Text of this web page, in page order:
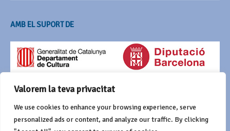
Valorem la teva privacitat
We use cookies to enhance your browsing experience, serve
personalized ads or content, and analyze our traffic. By clicking
AMB EL SUPORT DE